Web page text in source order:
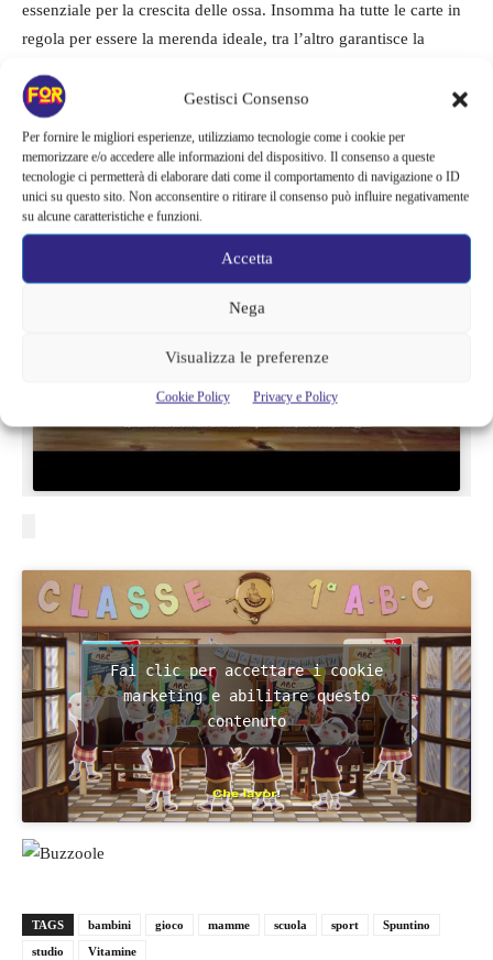
Gestisci Consenso
Per fornire le migliori esperienze, utilizziamo tecnologie come i cookie per
memorizzare e/o accedere alle informazioni del dispositivo. Il consenso a queste
tecnologie ci permetterà di elaborare dati come il comportamento di navigazione o ID
unici su questo sito. Non acconsentire o ritirare il consenso può influire negativamente
su alcune caratteristiche e funzioni.
Accetta
Nega
Visualizza le preferenze
Cookie Policy Privacy e Policy
essenziale per la crescita delle ossa. Insomma ha tutte le carte in
regola per essere la merenda ideale, tra l’altro garantisce la
Per tutte le info cliccate su questo link:
Fai clic per accettare i cookie
contenuto
Fai clic per accettare i cookie
marketing e abilitare questo
contenuto
TAGS bambini gioco mamme scuola sport
Spuntino
studio
Vitamine